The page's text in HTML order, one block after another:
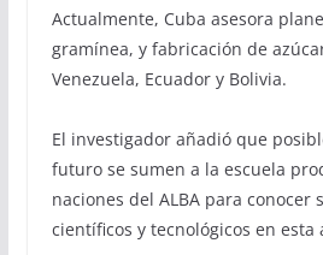
Actualmente, Cuba asesora
gramínea, y fabricación de
Venezuela, Ecuador y Bolivia.
El investigador añadió que
futuro se sumen a la escuela
naciones del ALBA para conocer
científicos y tecnológicos en